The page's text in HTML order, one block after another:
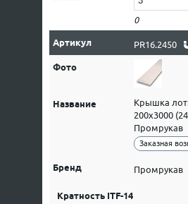
0
PR16.2450
Крышка
200х3000
Промрукав
Заказная
Промрукав